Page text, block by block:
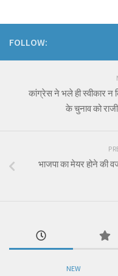
FOLLOW:
कांग्रेस ने भले ही स्वीकार न
के चुनाव को
भाजपा का मेयर होने की
NEW